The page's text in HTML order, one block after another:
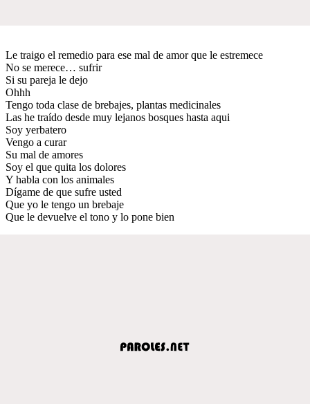
Le traigo el remedio para ese mal de amor que le estremece
No se merece… sufrir
Si su pareja le dejo
Ohhh
Tengo toda clase de brebajes, plantas medicinales
Las he traído desde muy lejanos bosques hasta aqui
Soy yerbatero
Vengo a curar
Su mal de amores
Soy el que quita los dolores
Y habla con los animales
Dígame de que sufre usted
Que yo le tengo un brebaje
Que le devuelve el tono y lo pone bien